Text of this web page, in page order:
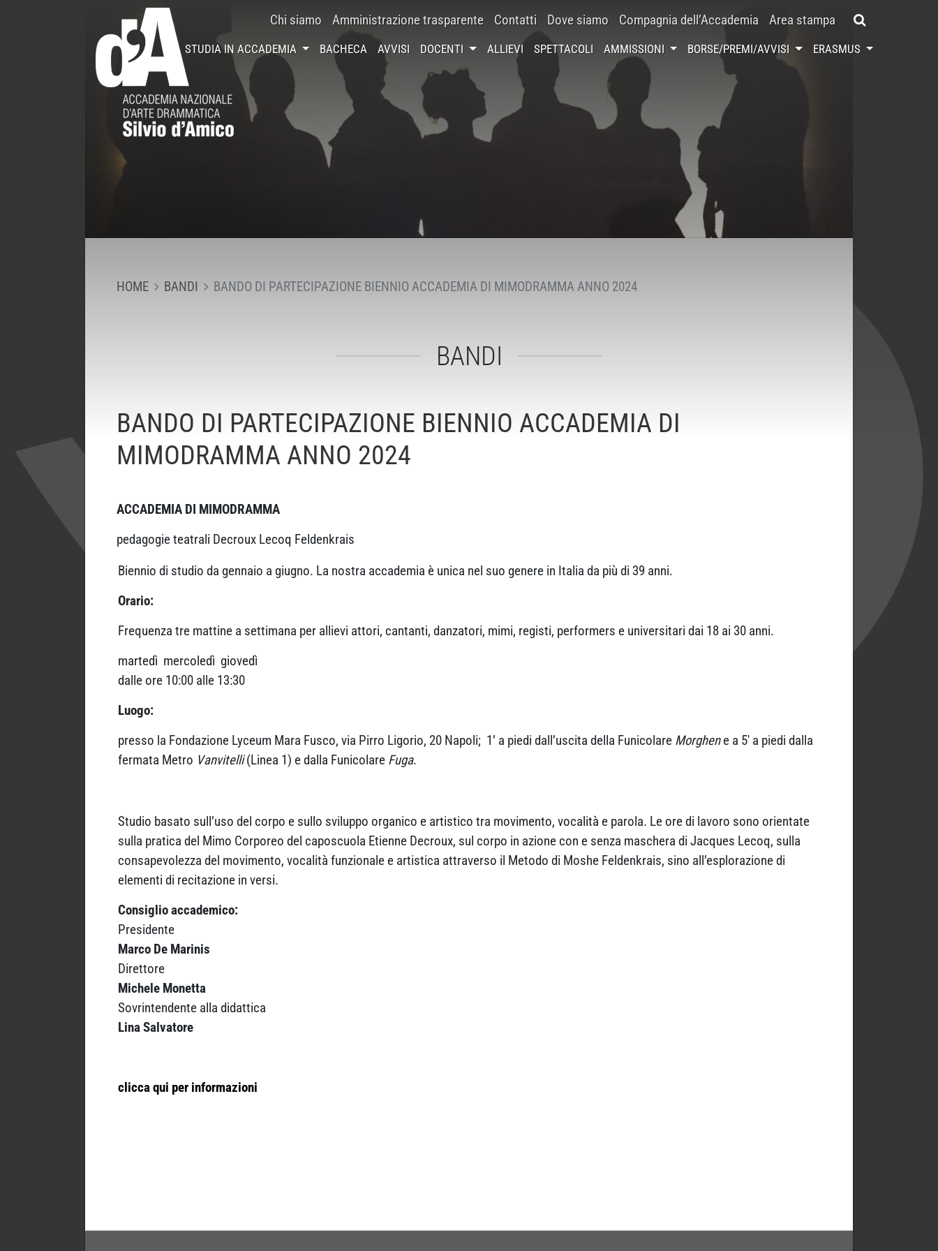
Chi siamo Amministrazione trasparente Contatti Dove siamo Compagnia dell’Accademia Area stampa
STUDIA IN ACCADEMIA BACHECA AVVISI DOCENTI ALLIEVI SPETTACOLI AMMISSIONI BORSE/PREMI/AVVISI ERASMUS
HOME BANDI BANDO DI PARTECIPAZIONE BIENNIO ACCADEMIA DI MIMODRAMMA ANNO 2024
BANDI
BANDO DI PARTECIPAZIONE BIENNIO ACCADEMIA DI
MIMODRAMMA ANNO 2024
ACCADEMIA DI MIMODRAMMA
pedagogie teatrali Decroux Lecoq Feldenkrais
Biennio di studio da gennaio a giugno. La nostra accademia è unica nel suo genere in Italia da più di 39 anni.
Orario:
Frequenza tre mattine a settimana per allievi attori, cantanti, danzatori, mimi, registi, performers e universitari dai 18 ai 30 anni.
martedì mercoledì giovedì
dalle ore 10:00 alle 13:30
Luogo:
presso la Fondazione Lyceum Mara Fusco, via Pirro Ligorio, 20 Napoli; 1’ a piedi dall’uscita della Funicolare Morghene a 5′ a piedi dalla
fermata Metro Vanvitelli(Linea 1) e dalla Funicolare Fuga.
Studio basato sull’uso del corpo e sullo sviluppo organico e artistico tra movimento, vocalità e parola. Le ore di lavoro sono orientate
sulla pratica del Mimo Corporeo del caposcuola Etienne Decroux, sul corpo in azione con e senza maschera di Jacques Lecoq, sulla
consapevolezza del movimento, vocalità funzionale e artistica attraverso il Metodo di Moshe Feldenkrais, sino all’esplorazione di
elementi di recitazione in versi.
Consiglio accademico:
Presidente
Marco De Marinis
Direttore
Michele Monetta
Sovrintendente alla didattica
Lina Salvatore
clicca qui per informazioni